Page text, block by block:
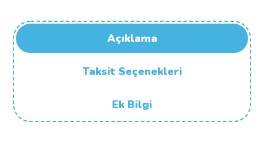
Açıklama
Taksit Seçenekleri
Ek Bilgi